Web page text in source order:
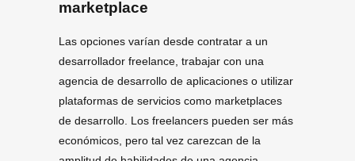
marketplace
Las opciones varían desde contratar a un
desarrollador freelance, trabajar con una
agencia de desarrollo de aplicaciones o utilizar
plataformas de servicios como marketplaces
de desarrollo. Los freelancers pueden ser más
económicos, pero tal vez carezcan de la